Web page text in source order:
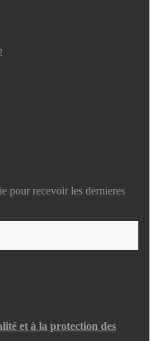
pour recevoir les dernieres
et à la protection des